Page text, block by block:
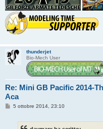
thunderjet
Bio-Mech User
Re: Mini GB Pacific 2014-
Aca
M5 ottobre 2014, 23:10